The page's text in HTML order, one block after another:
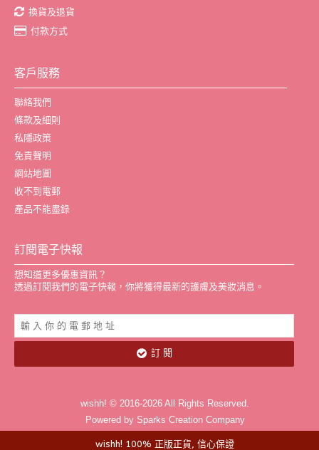
換貨及退貨
付款方式
客戶服務
聯絡我們
條款及細則
私隱政策
免責聲明
網站地圖
收不到電郵
產品不能盡錄
訂閱電子快報
想知道更多優惠資訊？
透過訂閱我們的電子快報，你將獲得最新的護膚及美妝消息。
訂 閱
wishh! © 2016-2026 All Rights Reserved.
Powered by Sparks Creation Company
wishh! 100% 正版正貨, 信心保證